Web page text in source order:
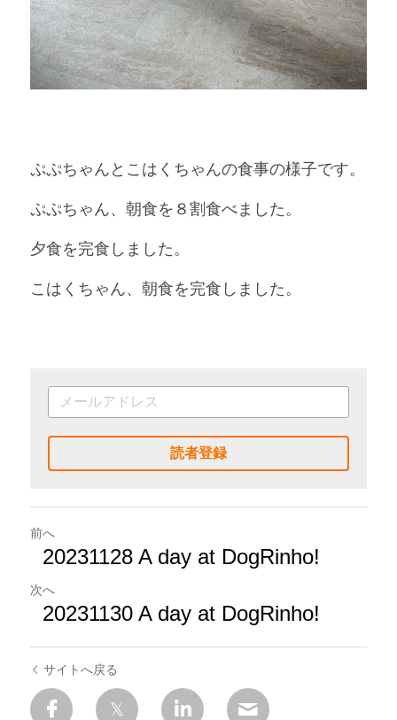
ぷぷちゃんとこはくちゃんの食事の様子です。
ぷぷちゃん、朝食を８割食べました。
夕食を完食しました。
こはくちゃん、朝食を完食しました。
読者登録
前へ
20231128 A day at DogRinho!
次へ
20231130 A day at DogRinho!
サイトへ戻る